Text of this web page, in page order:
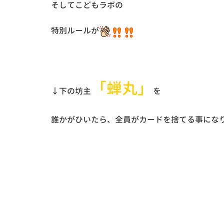
そしてこどもラボの
特別ルールが
↓下の坊主 「蝉丸」 を
誰かがひいたら、全員がカードを捨てる事にな